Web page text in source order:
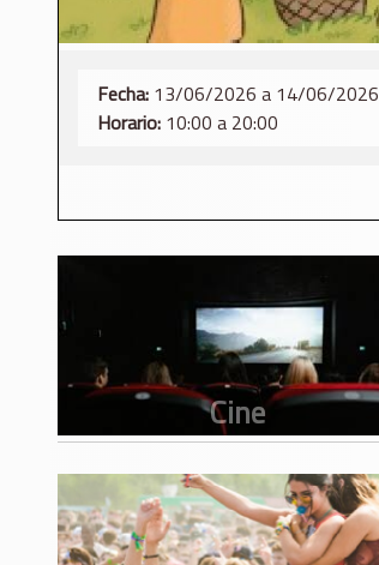
Fecha: 13/06/2026 a 14/06/2026
Horario: 10:00 a 20:00